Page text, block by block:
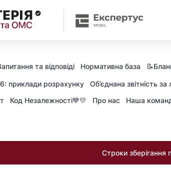
та відповіді Нормативна база
приклади розрахунку
Об’єднана звітність
Код Незалежності💙💛 Про нас Наша
Строки зберігання